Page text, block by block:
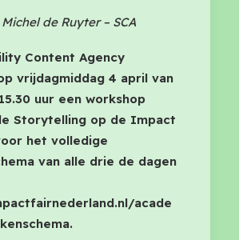
de Ruyter – SCA
Content Agency
vrijdagmiddag 4 april van
uur een workshop
Storytelling op de Impact
het volledige
van alle drie de dagen
acade